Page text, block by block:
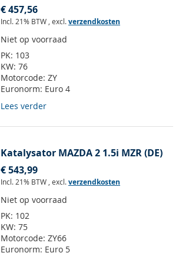
€ 457,56
Incl. 21% BTW , excl.verzendkosten
Niet op voorraad
PK: 103
KW: 76
Motorcode: ZY
Euronorm: Euro 4
Lees verder
Katalysator MAZDA 2 1.5i MZR (DE)
€ 543,99
Incl. 21% BTW , excl.verzendkosten
Niet op voorraad
PK: 102
KW: 75
Motorcode: ZY66
Euronorm: Euro 5